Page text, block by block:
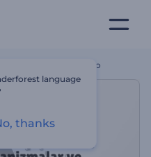
İçin Açıklayıcı Video
language
thanks